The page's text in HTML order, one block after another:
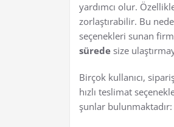
yardımcı olur.
zorlaştırabilir. Bu
seçenekleri sunan
sürede size
Birçok kullanıcı,
hızlı teslimat
şunlar bulunmaktadır: